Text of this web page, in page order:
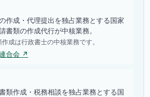
作成・代理提出を独占業務とする国家
書類の作成代行が中核業務。
成は行政書士の中核業務です。
合会 ↗
類作成・税務相談を独占業務とする国